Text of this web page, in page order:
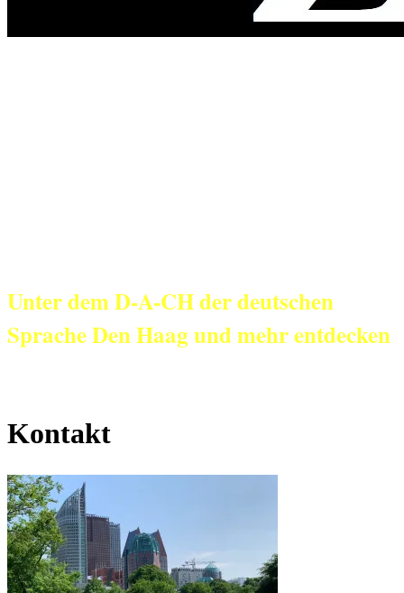
Unter dem D-A-CH der deutschen
Sprache Den Haag und mehr entdecken
Kontakt